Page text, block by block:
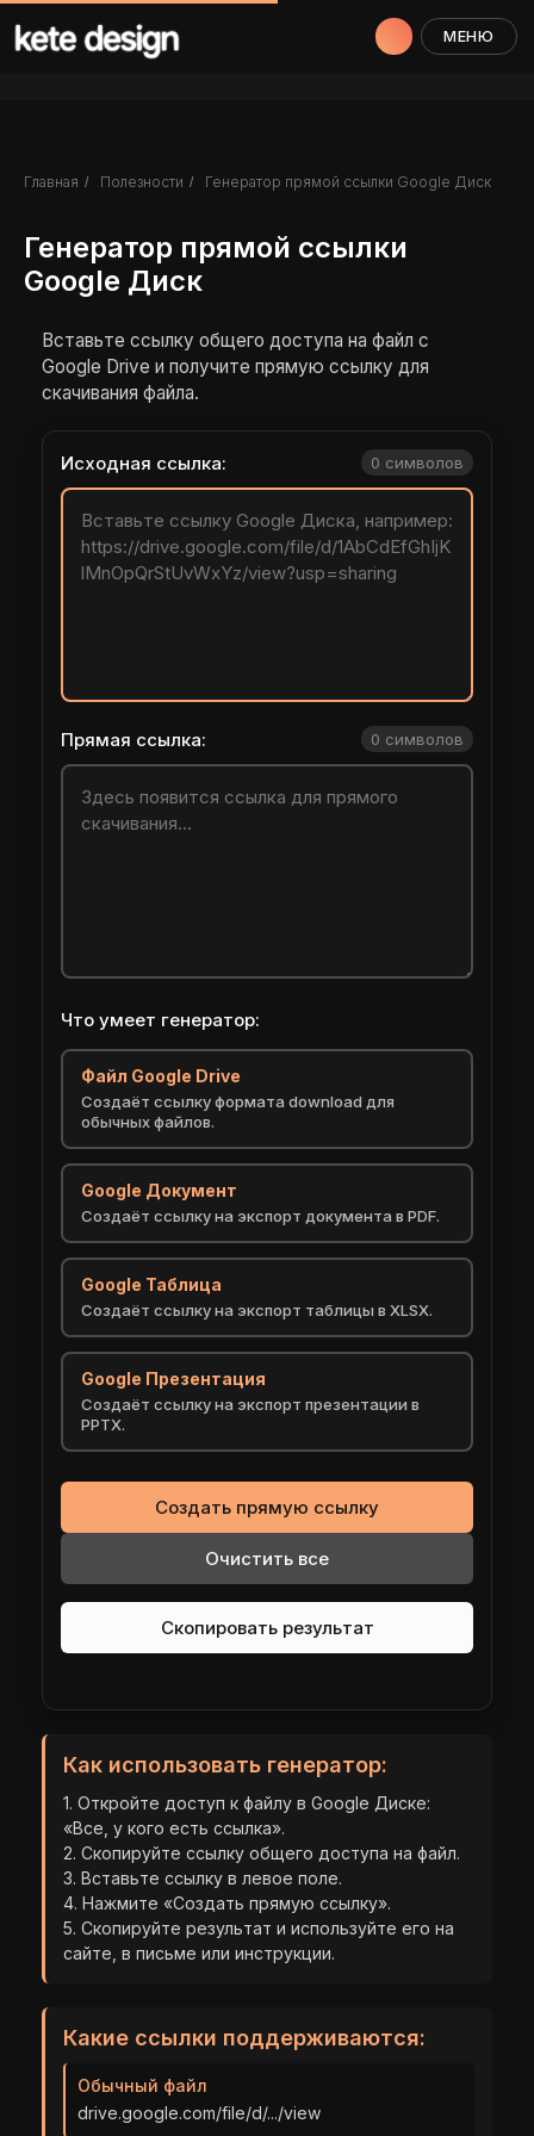
Главная / Полезности / Генератор прямой ссылки Google Диск
Генератор прямой ссылки
Google Диск
Вставьте ссылку общего доступа на файл с
Google Drive и получите прямую ссылку для
скачивания файла.
Исходная ссылка: 0 символов
Прямая ссылка: 0 символов
Что умеет генератор:
Файл Google Drive
Создаёт ссылку формата download для
обычных файлов.
Google Документ
Создаёт ссылку на экспорт документа в PDF.
Google Таблица
Создаёт ссылку на экспорт таблицы в XLSX.
Google Презентация
Создаёт ссылку на экспорт презентации в
PPTX.
Создать прямую ссылку
Очистить все
Скопировать результат
Как использовать генератор:
1. Откройте доступ к файлу в Google Диске:
«Все, у кого есть ссылка».
2. Скопируйте ссылку общего доступа на файл.
3. Вставьте ссылку в левое поле.
4. Нажмите «Создать прямую ссылку».
5. Скопируйте результат и используйте его на
сайте, в письме или инструкции.
Какие ссылки поддерживаются:
Обычный файл
drive.google.com/file/d/.../view